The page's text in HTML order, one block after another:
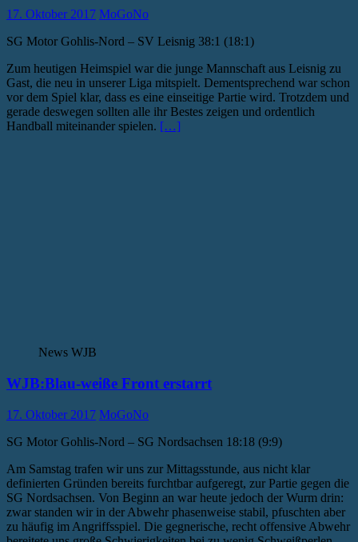
17. Oktober 2017 MoGoNo
SG Motor Gohlis-Nord – SV Leisnig 38:1 (18:1)
Zum heutigen Heimspiel war die junge Mannschaft aus Leisnig zu
Gast, die neu in unserer Liga mitspielt. Dementsprechend war schon
vor dem Spiel klar, dass es eine einseitige Partie wird. Trotzdem und
gerade deswegen sollten alle ihr Bestes zeigen und ordentlich
Handball miteinander spielen. […]
News WJB
WJB:Blau-weiße Front erstarrt
17. Oktober 2017 MoGoNo
SG Motor Gohlis-Nord – SG Nordsachsen 18:18 (9:9)
Am Samstag trafen wir uns zur Mittagsstunde, aus nicht klar
definierten Gründen bereits furchtbar aufgeregt, zur Partie gegen die
SG Nordsachsen. Von Beginn an war heute jedoch der Wurm drin:
zwar standen wir in der Abwehr phasenweise stabil, pfuschten aber
zu häufig im Angriffsspiel. Die gegnerische, recht offensive Abwehr